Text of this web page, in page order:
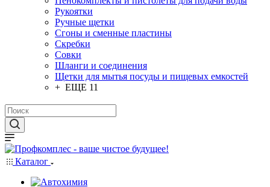
Рукоятки
Ручные щетки
Сгоны и сменные пластины
Скребки
Совки
Шланги и соединения
Щетки для мытья посуды и пищевых емкостей
+ ЕЩЕ 11
Каталог